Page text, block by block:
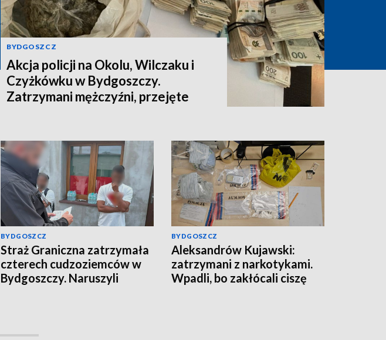
BYDGOSZCZ
Akcja policji na Okolu, Wilczaku i
Czyżkówku w Bydgoszczy.
Zatrzymani mężczyźni, przejęte
BYDGOSZCZ
Straż Graniczna zatrzymała
czterech cudzoziemców w
Bydgoszczy. Naruszyli
BYDGOSZCZ
Aleksandrów Kujawski:
zatrzymani z narkotykami.
Wpadli, bo zakłócali ciszę